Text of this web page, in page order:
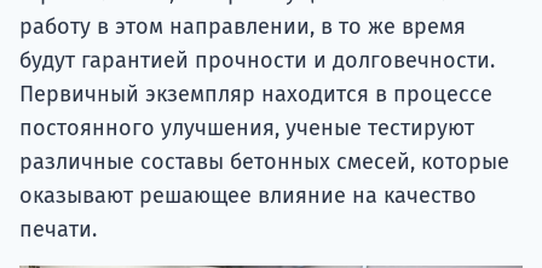
работу в этом направлении, в то же время
будут гарантией прочности и долговечности.
Первичный экземпляр находится в процессе
постоянного улучшения, ученые тестируют
различные составы бетонных смесей, которые
оказывают решающее влияние на качество
печати.